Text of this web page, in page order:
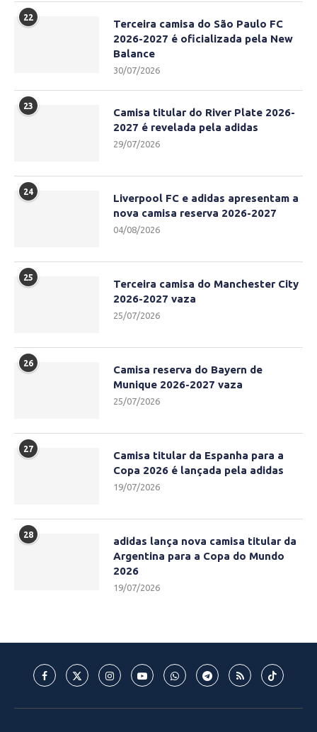
22
Terceira camisa do São Paulo FC
2026-2027 é oficializada pela New
Balance
30/07/2026
23
Camisa titular do River Plate 2026-
2027 é revelada pela adidas
29/07/2026
24
Liverpool FC e adidas apresentam a
nova camisa reserva 2026-2027
04/08/2026
25
Terceira camisa do Manchester City
2026-2027 vaza
25/07/2026
26
Camisa reserva do Bayern de
Munique 2026-2027 vaza
25/07/2026
27
Camisa titular da Espanha para a
Copa 2026 é lançada pela adidas
19/07/2026
28
adidas lança nova camisa titular da
Argentina para a Copa do Mundo
2026
19/07/2026